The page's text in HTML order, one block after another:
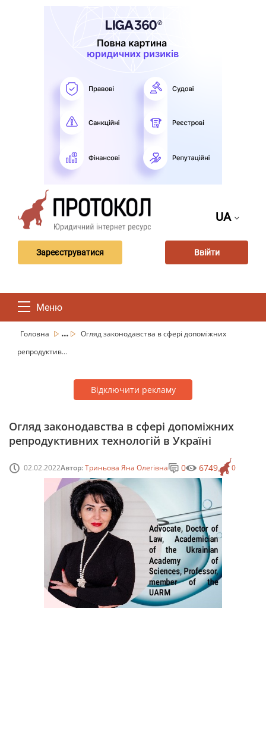
UA
Зареєструватися Ввійти
Меню
Головна ...
Огляд законодавства в сфері допоміжних
репродуктив...
Відключити рекламу
Огляд законодавства в сфері допоміжних
репродуктивних технологій в Україні
02.02.2022Автор:Триньова Яна Олeгівна 0
0 6749